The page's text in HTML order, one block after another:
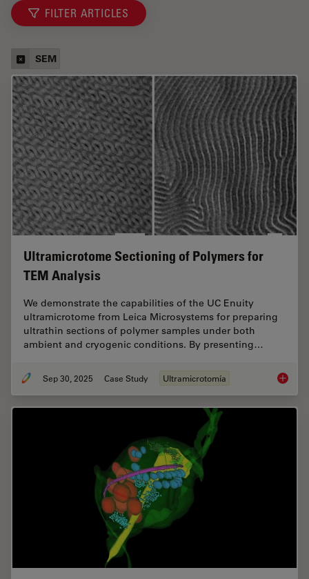
FILTER ARTICLES
SEM
Ultramicrotome Sectioning of Polymers for
TEM Analysis
We demonstrate the capabilities of the UC Enuity
ultramicrotome from Leica Microsystems for preparing
ultrathin sections of polymer samples under both
ambient and cryogenic conditions. By presenting…
Sep 30, 2025 Case Study Ultramicrotomía